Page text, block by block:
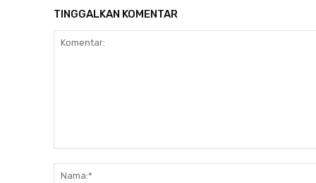
TINGGALKAN KOMENTAR